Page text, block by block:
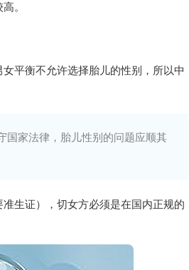
。
平衡不允许选择胎儿的性别，所以中
国家法律，胎儿性别的问题应顺其
生证），切女方必须是在国内正规的